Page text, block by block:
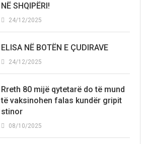
NË SHQIPËRI!
24/12/2025
ELISA NË BOTËN E ÇUDIRAVE
24/12/2025
Rreth 80 mijë qytetarë do të mund
të vaksinohen falas kundër gripit
stinor
08/10/2025